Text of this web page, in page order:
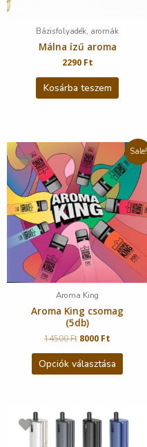
Bázisfolyadék, aromák
Málna ízű aroma
2290 Ft
Kosárba teszem
Sale!
Aroma King
Aroma King csomag
(5db)
14500Ft 8000 Ft
Opciók választása